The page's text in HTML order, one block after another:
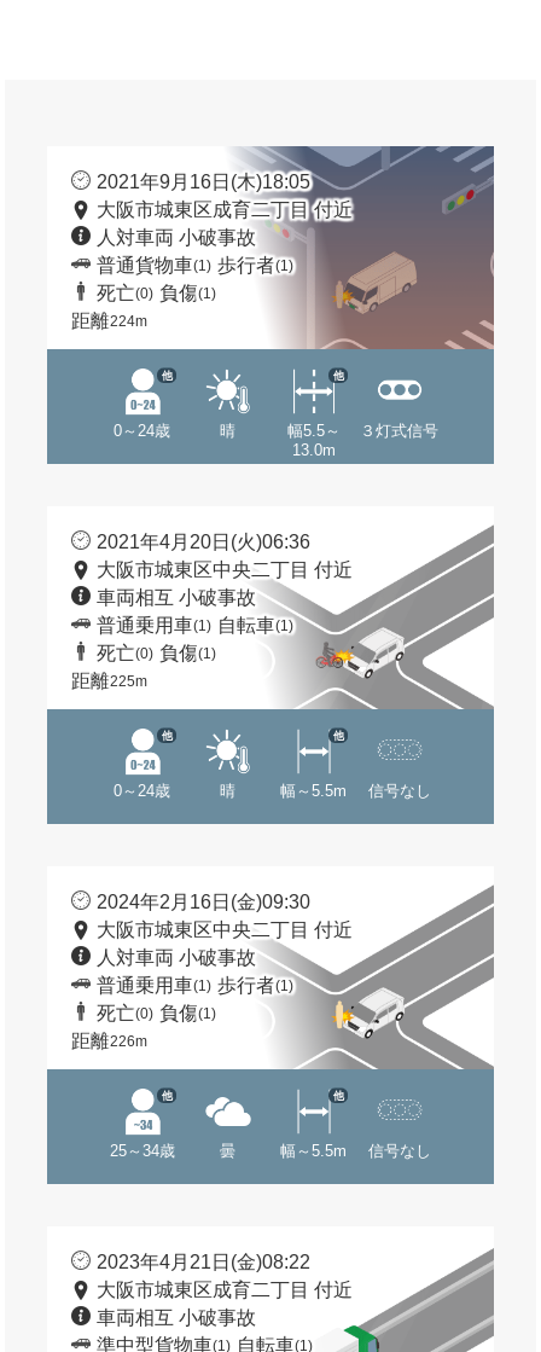
2021年9月16日(木)18:05
大阪市城東区成育二丁目 付近
人対車両 小破事故
普通貨物車(1) 歩行者(1)
死亡(0) 負傷(1)
距離224m
0～24歳
他
晴
幅5.5～
13.0m
他
３灯式信号
2021年4月20日(火)06:36
大阪市城東区中央二丁目 付近
車両相互 小破事故
普通乗用車(1) 自転車(1)
死亡(0) 負傷(1)
距離225m
0～24歳
他
晴 幅～5.5m
他
信号なし
2024年2月16日(金)09:30
大阪市城東区中央二丁目 付近
人対車両 小破事故
普通乗用車(1) 歩行者(1)
死亡(0) 負傷(1)
距離226m
25～34歳
他
曇 幅～5.5m
他
信号なし
2023年4月21日(金)08:22
大阪市城東区成育二丁目 付近
車両相互 小破事故
準中型貨物車(1) 自転車(1)